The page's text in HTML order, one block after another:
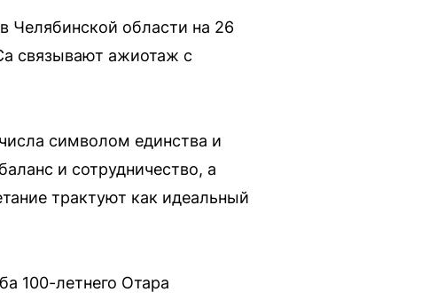
Челябинской области на 26
связывают ажиотаж с
символом единства и
и сотрудничество, а
трактуют как идеальный
100-летнего Отара